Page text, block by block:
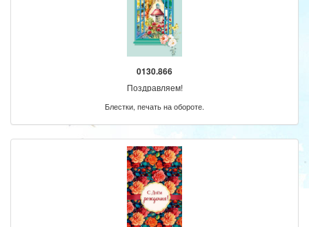
0130.866
Поздравляем!
Блестки, печать на обороте.